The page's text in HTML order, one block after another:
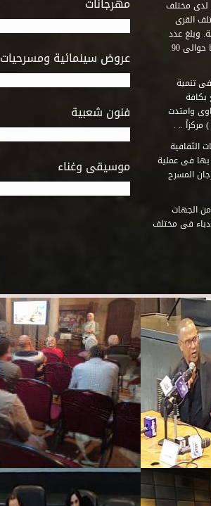
عروض سينمائية ومسرحيات
فنون شعبية
موسيقى وغناء
لدى مختلف
القرى
وبلغ عدد
المكتبات التى أنشأها الصندوق فى أماكن لم يكن من المتصور إقامة مثل هذه المكتبات بها حوالى 90
تنمية
بكافة
وقد بدأت التجربة عام 1996 ببيت الهراوى وامتدت
الثقافية
بها فى عملية
المسرح
الجهات
فى مختلف